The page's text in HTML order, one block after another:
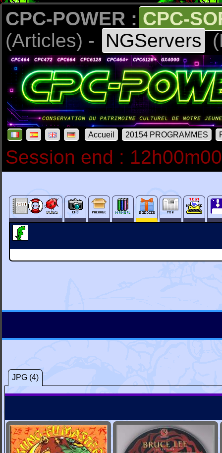
CPC-POWER : CPC-
(Articles) -
NGServers
Accueil 20154 PROGRAMMES
Session end :
JPG (4)